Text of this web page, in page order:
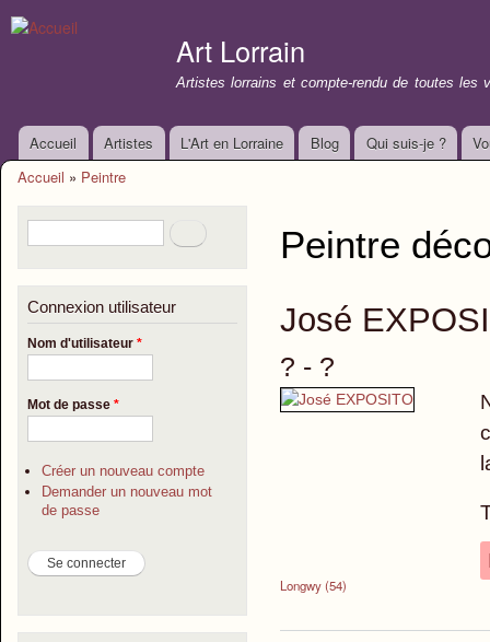
Art Lorrain
Artistes lorrains et compte-rendu de toutes les
Menu principal
Accueil Artistes L'Art en Lorraine Blog Qui suis-je ?
Accueil » Peintre
Formulaire de rechercheRechercher
Connexion utilisateur
Nom d'utilisateur *
Mot de passe *
Créer un nouveau compte
Demander un nouveau mot
de passe
Peintre
José
? - ?
Longwy (54)